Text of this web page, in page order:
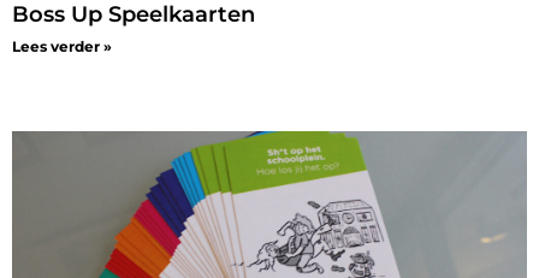
Boss Up Speelkaarten
Lees verder »